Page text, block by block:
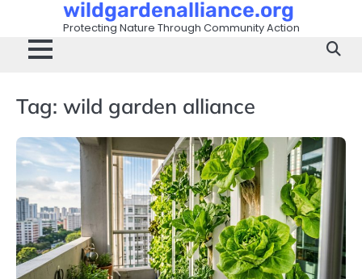
content
wildgardenalliance.org
Protecting Nature Through Community Action
Tag: wild garden alliance